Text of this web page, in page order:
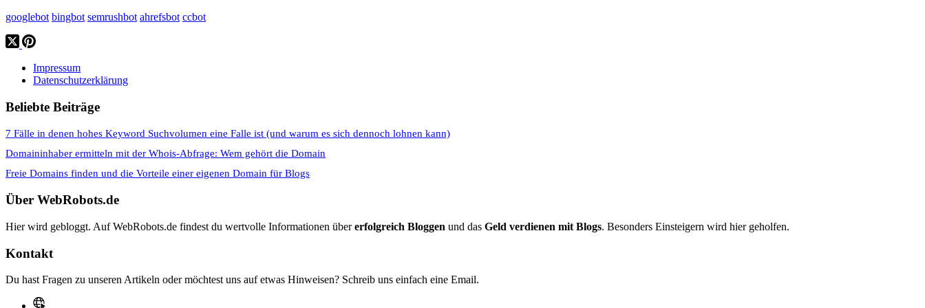
googlebot bingbot semrushbot ahrefsbot ccbot
Impressum
Datenschutzerklärung
Beliebte Beiträge
7 Fälle in denen hohes Keyword Suchvolumen eine Falle ist (und warum es sich dennoch lohnen kann)
Domaininhaber ermitteln mit der Whois-Abfrage: Wem gehört die Domain
Freie Domains finden und die Vorteile einer eigenen Domain für Blogs
Über WebRobots.de
Hier wird gebloggt. Auf WebRobots.de findest du wertvolle Informationen übererfolgreich Bloggen und das Geld verdienen mit Blogs. Besonders Einsteigern wird hier geholfen.
Kontakt
Du hast Fragen zu unseren Artikeln oder möchtest uns auf etwas Hinweisen? Schreib uns einfach eine Email.